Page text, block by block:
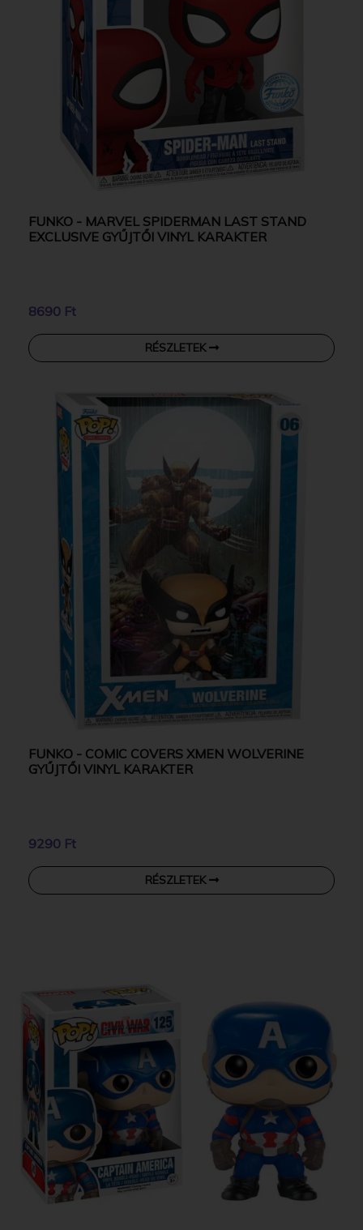
FUNKO - MARVEL SPIDERMAN LAST STAND
EXCLUSIVE GYŰJTŐI VINYL KARAKTER
8690 Ft
RÉSZLETEK
FUNKO - COMIC COVERS XMEN WOLVERINE
GYŰJTŐI VINYL KARAKTER
9290 Ft
RÉSZLETEK